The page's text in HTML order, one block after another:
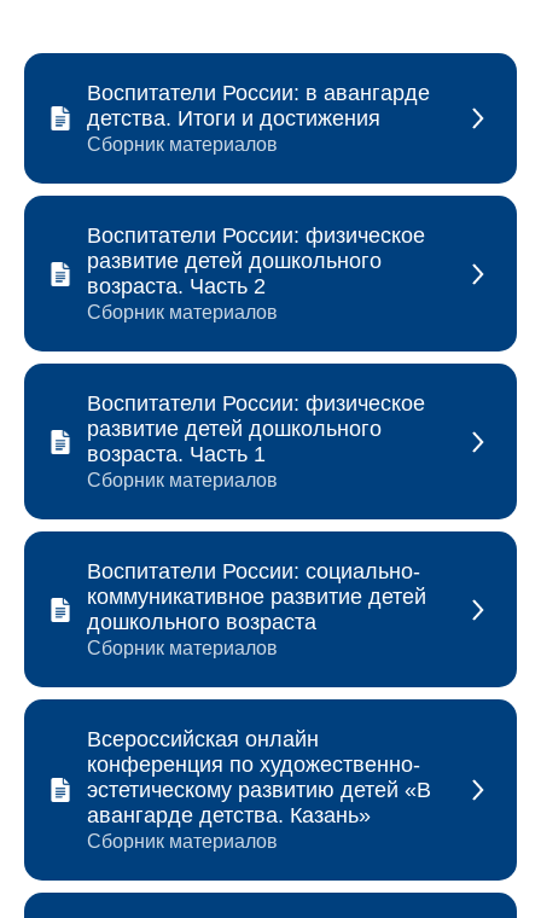
Воспитатели России: в авангарде
детства. Итоги и достижения
Сборник материалов
Воспитатели России: физическое
развитие детей дошкольного
возраста. Часть 2
Сборник материалов
Воспитатели России: физическое
развитие детей дошкольного
возраста. Часть 1
Сборник материалов
Воспитатели России: социально-
коммуникативное развитие детей
дошкольного возраста
Сборник материалов
Всероссийская онлайн
конференция по художественно-
эстетическому развитию детей «В
авангарде детства. Казань»
Сборник материалов